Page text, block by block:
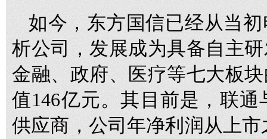
如今，东方国信已经从当
析公司，发展成为具备自主
金融、政府、医疗等七大板
值146亿元。其目前是，联
供应商，公司年净利润从上市